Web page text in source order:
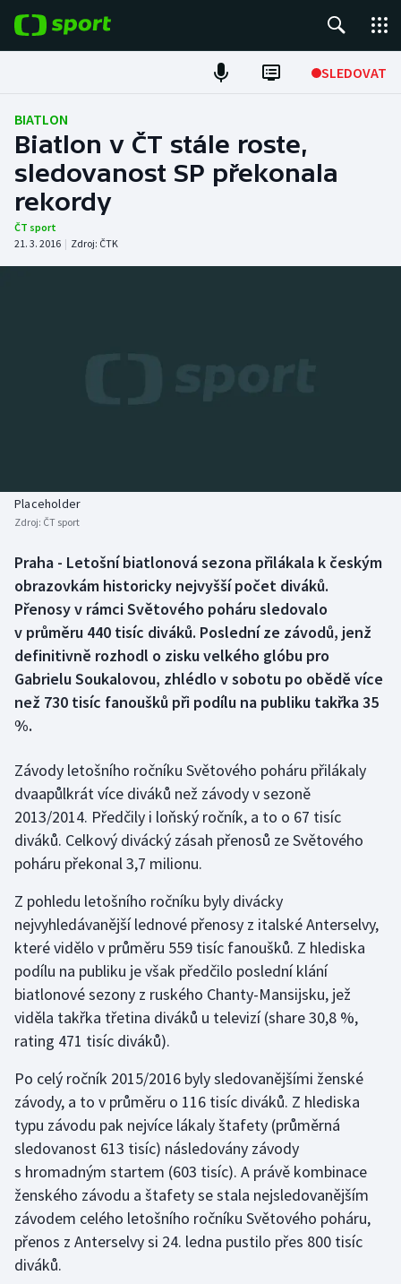
SLEDOVAT
Fotbal
Hokej
Tenis
Atletika
Biatlon
Box
Curling
Dostihy
Golf
Gymnastika
Jezdectví
Judo
Krasobruslení
Lyže a snowboard
Moderní pětiboj
Motorsport
Parasport
Aplikace ČT sport
BIATLON
Biatlon v ČT stále roste,
sledovanost SP překonala
rekordy
ČT sport
21. 3. 2016 | Zdroj: ČTK
Placeholder
Zdroj: ČT sport
Praha - Letošní biatlonová sezona přilákala k českým
obrazovkám historicky nejvyšší počet diváků.
Přenosy v rámci Světového poháru sledovalo
v průměru 440 tisíc diváků. Poslední ze závodů, jenž
definitivně rozhodl o zisku velkého glóbu pro
Gabrielu Soukalovou, zhlédlo v sobotu po obědě více
než 730 tisíc fanoušků při podílu na publiku takřka 35
%.
Závody letošního ročníku Světového poháru přilákaly
dvaapůlkrát více diváků než závody v sezoně
2013/2014. Předčily i loňský ročník, a to o 67 tisíc
diváků. Celkový divácký zásah přenosů ze Světového
poháru překonal 3,7 milionu.
Z pohledu letošního ročníku byly divácky
nejvyhledávanější lednové přenosy z italské Anterselvy,
které vidělo v průměru 559 tisíc fanoušků. Z hlediska
podílu na publiku je však předčilo poslední klání
biatlonové sezony z ruského Chanty-Mansijsku, jež
viděla takřka třetina diváků u televizí (share 30,8 %,
rating 471 tisíc diváků).
Po celý ročník 2015/2016 byly sledovanějšími ženské
závody, a to v průměru o 116 tisíc diváků. Z hlediska
typu závodu pak nejvíce lákaly štafety (průměrná
sledovanost 613 tisíc) následovány závody
s hromadným startem (603 tisíc). A právě kombinace
ženského závodu a štafety se stala nejsledovanějším
závodem celého letošního ročníku Světového poháru,
přenos z Anterselvy si 24. ledna pustilo přes 800 tisíc
diváků.